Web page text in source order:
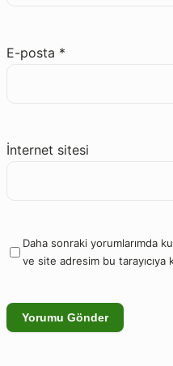
E-posta *
İnternet sitesi
Daha sonraki yorumlarımda
ve site adresim bu tarayıcıya